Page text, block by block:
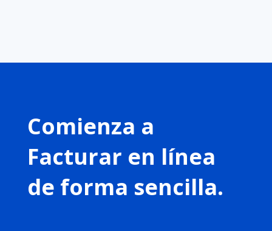
Comienza a
Facturar en línea
de forma sencilla.